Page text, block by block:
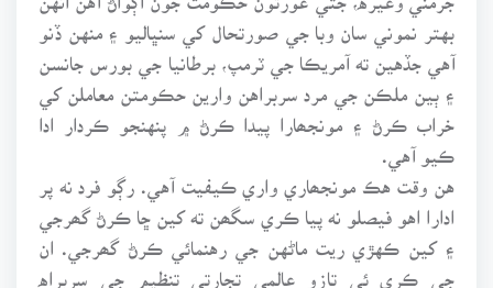
بهتر نموني سان وبا جي صورتحال کي سنڀاليو ۽ منهن ڏنو
آهي جڏهين ته آمريڪا جي ٽرمپ، برطانيا جي بورس جانسن
۽ ٻين ملڪن جي مرد سربراهن وارين حڪومتن معاملن کي
خراب ڪرڻ ۽ مونجھارا پيدا ڪرڻ ۾ پنهنجو ڪردار ادا
ڪيو آهي.
هن وقت هڪ مونجھاري واري ڪيفيت آهي. رڳو فرد نه پر
ادارا اهو فيصلو نه پيا ڪري سگھن ته کين ڇا ڪرڻ گھرجي
۽ کين ڪهڙي ريت ماڻهن جي رهنمائي ڪرڻ گھرجي. ان
جي ڪري ئي تازو عالمي تجارتي تنظيم جي سربراه